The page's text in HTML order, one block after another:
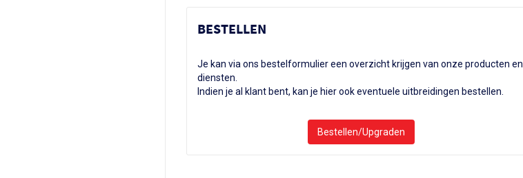
BESTELLEN
Je kan via ons bestelformulier een overzicht krijgen van onze producten en
diensten.
Indien je al klant bent, kan je hier ook eventuele uitbreidingen bestellen.